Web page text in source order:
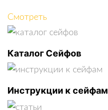
Смотреть
Каталог Сейфов
Инструкции к сейфам